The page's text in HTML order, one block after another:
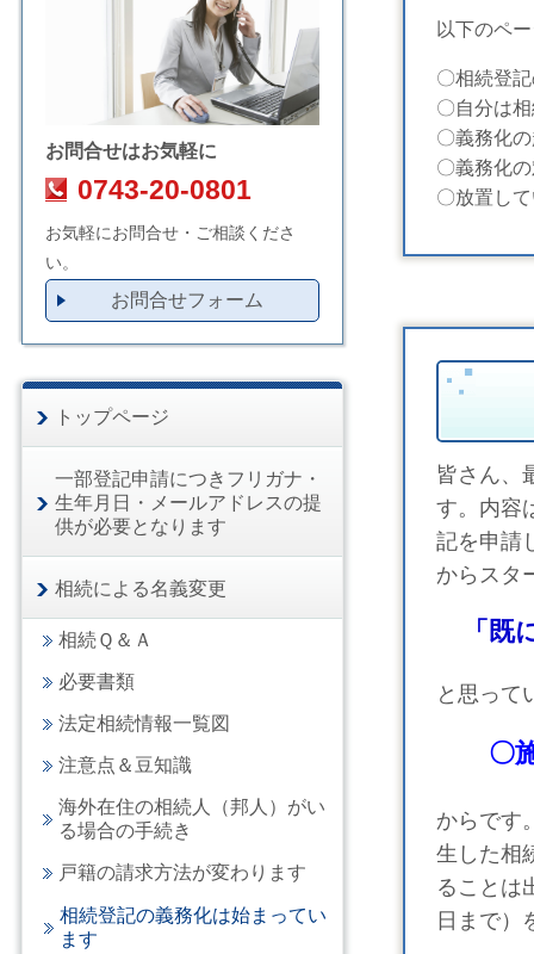
以下のペ
〇相続登
〇自分は
〇義務化
〇義務化
〇放置し
皆さん、
す。内容
記を申請
からスタ
「
と思って
〇
からです
生した相
ることは
日まで）
お問合せはお気軽に
0743-20-0801
お気軽にお問合せ・ご相談くださ
い。
お問合せフォーム
トップページ
一部登記申請につきフリガナ・
生年月日・メールアドレスの提
供が必要となります
相続による名義変更
相続Ｑ＆Ａ
必要書類
法定相続情報一覧図
注意点＆豆知識
海外在住の相続人（邦人）がい
る場合の手続き
戸籍の請求方法が変わります
相続登記の義務化は始まってい
ます